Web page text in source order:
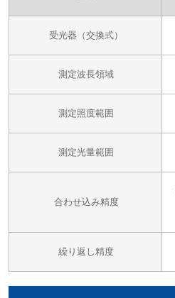
受光器（交換式）
測定波長領域
測定照度範囲
測定光量範囲
合わせ込み精度
繰り返し精度